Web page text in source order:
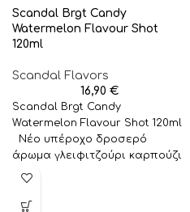
Scandal Brgt Candy
Watermelon Flavour Shot
120ml
Scandal Flavors
16,90 €
Scandal Brgt Candy
Watermelon Flavour Shot 120ml
Νέο υπέροχο δροσερό
άρωμα γλειφιτζούρι καρπούζι
από την σειρά BRGT. Μια